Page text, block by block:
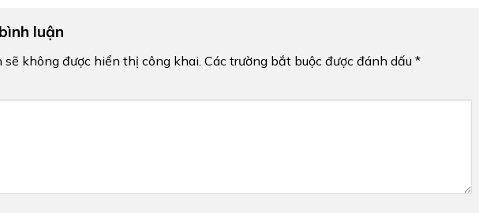
luận
sẽ không được hiển thị công khai. Các trường bắt buộc được đánh dấu *